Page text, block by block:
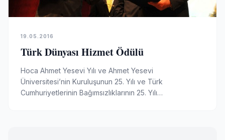
19.05.2016
Türk Dünyası Hizmet Ödülü
Hoca Ahmet Yesevi Yılı ve Ahmet Yesevi
Üniversitesi’nin Kuruluşunun 25. Yılı ve Türk
Cumhuriyetlerinin Bağımsızlıklarının 25. Yılı